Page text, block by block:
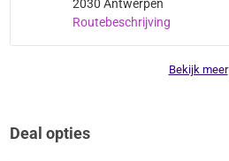
2030 Antwerpen
Routebeschrijving
Bekijk meer
Deal opties